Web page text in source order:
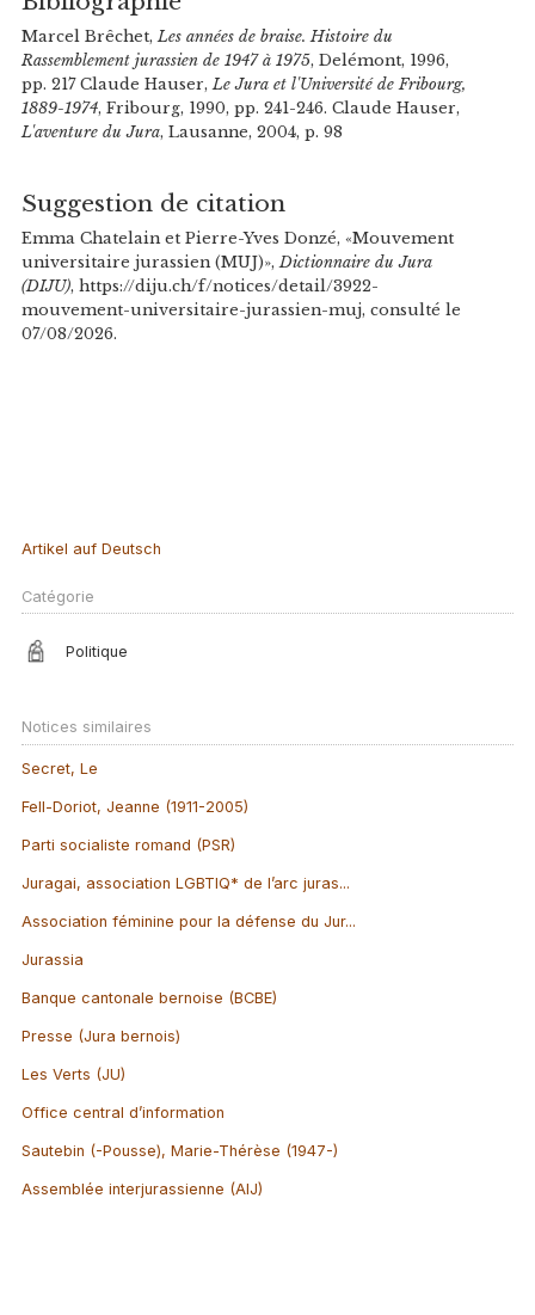
Marcel Brêchet,Les années de braise. Histoire du
Rassemblement jurassien de 1947 à 1975, Delémont, 1996,
pp. 217 Claude Hauser,Le Jura et l'Université de Fribourg,
1889-1974, Fribourg, 1990, pp. 241-246. Claude Hauser,
L'aventure du Jura, Lausanne, 2004, p. 98
Suggestion de citation
Emma Chatelain et Pierre-Yves Donzé, «Mouvement
universitaire jurassien (MUJ)»,Dictionnaire du Jura
(DIJU), https://diju.ch/f/notices/detail/3922-
mouvement-universitaire-jurassien-muj, consulté le
07/08/2026.
Artikel auf Deutsch
Catégorie
Politique
Notices similaires
Secret, Le
Fell-Doriot, Jeanne (1911-2005)
Parti socialiste romand (PSR)
Juragai, association LGBTIQ* de l’arc juras...
Association féminine pour la défense du Jur...
Jurassia
Banque cantonale bernoise (BCBE)
Presse (Jura bernois)
Les Verts (JU)
Office central d’information
Sautebin (-Pousse), Marie-Thérèse (1947-)
Assemblée interjurassienne (AIJ)